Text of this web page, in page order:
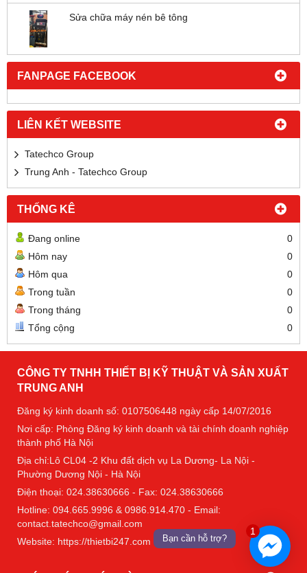
Sửa chữa máy nén bê tông
FANPAGE FACEBOOK
LIÊN KẾT WEBSITE
Tatechco Group
Trung Anh - Tatechco Group
THỐNG KÊ
Đang online
0
Hôm nay
0
Hôm qua
0
Trong tuần
0
Trong tháng
0
Tổng cộng
0
CÔNG TY TNHH THIẾT BỊ KỸ THUẬT VÀ SẢN XUẤT
TRUNG ANH
Đăng ký kinh doanh số: 0107506448 ngày cấp 14/07/2016
Nơi cấp: Phòng Đăng ký kinh doanh và tài chính doanh nghiệp
thành phố Hà Nội
Địa chỉ:Lô CL04 -2 Khu đất dịch vụ La Dương- La Nội -
Phường Dương Nội - Hà Nội
Điện thoại: 024.38630666 - Fax: 024.38630666
Hotline: 094.665.9996 & 0986.914.470 - Email:
contact.tatechco@gmail.com
Website: https://thietbi247.com
1
Bạn cần hỗ trợ?